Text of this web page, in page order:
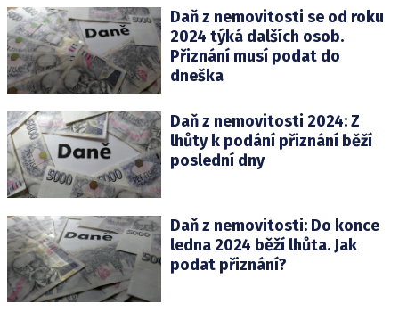
Daň z nemovitosti se od roku
2024 týká dalších osob.
Přiznání musí podat do
dneška
Daň z nemovitosti 2024: Z
lhůty k podání přiznání běží
poslední dny
Daň z nemovitosti: Do konce
ledna 2024 běží lhůta. Jak
podat přiznání?